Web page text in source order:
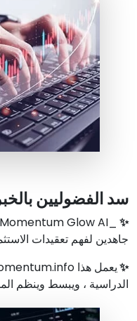
سد الفضوليين
✨
جاهدين لفهم تعقيدات
✨
الدراسية ، ويبسط وينظم